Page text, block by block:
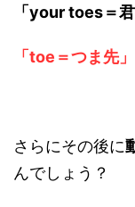
「your toes＝君
「toe＝つま先
さらにその後に
んでしょう？